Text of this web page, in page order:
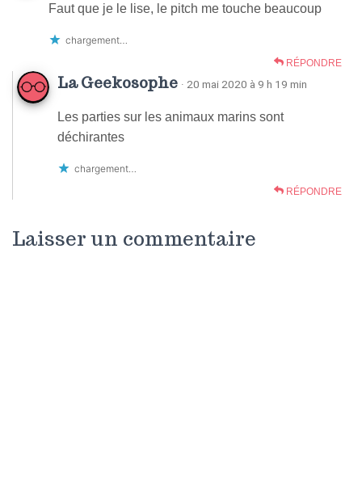
Faut que je le lise, le pitch me touche beaucoup
chargement…
RÉPONDRE
La Geekosophe · 20 mai 2020 à 9 h 19 min
Les parties sur les animaux marins sont
déchirantes
chargement…
RÉPONDRE
Laisser un commentaire